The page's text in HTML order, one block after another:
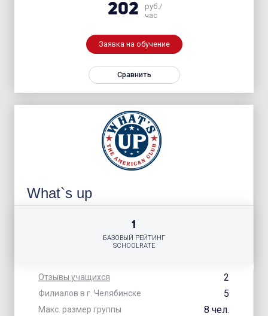
202
руб./
час
Заявка на обучение
Сравнить
What`s up
Отзывы учащихся 2
Филиалов в г. Челябинске 5
Макс. размер группы 8 чел.
1
БАЗОВЫЙ РЕЙТИНГ
SCHOOLRATE